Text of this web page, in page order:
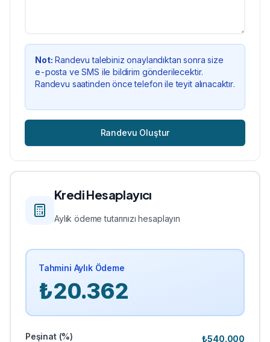
Not: Randevu talebiniz onaylandıktan sonra size
e-posta ve SMS ile bildirim gönderilecektir.
Randevu saatinden önce telefon ile teyit alınacaktır.
Randevu Oluştur
Kredi Hesaplayıcı
Aylık ödeme tutarınızı hesaplayın
Tahmini Aylık Ödeme
₺20.362
Peşinat (%) ₺540.000